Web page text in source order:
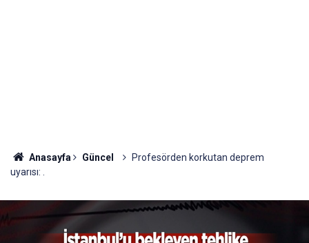
Anasayfa Güncel
Profesörden korkutan deprem
uyarısı: .